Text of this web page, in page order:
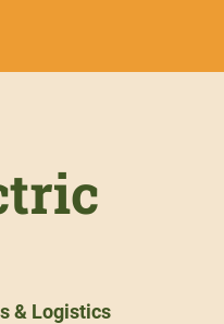
& Logistics